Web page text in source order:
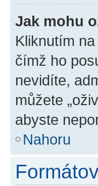
Jak mohu
Kliknutím
čímž ho
nevidíte,
můžete
abyste
Nahoru